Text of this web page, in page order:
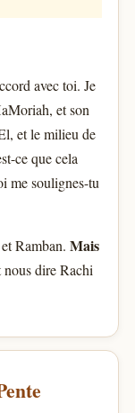
avec toi. Je
et son
et le milieu de
ce que cela
me soulignes-tu
Ramban. Mais
nous dire Rachi